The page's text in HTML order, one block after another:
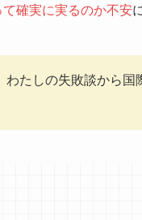
確実に実るのか不安
わたしの失敗談から